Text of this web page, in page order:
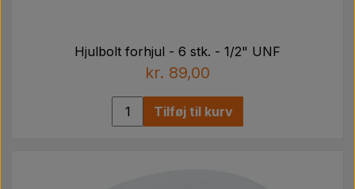
Hjulbolt forhjul - 6 stk. - 1/2" UNF
kr. 89,00
Tilføj til kurv